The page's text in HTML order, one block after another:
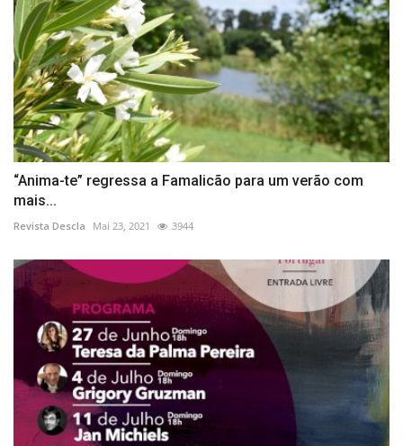
“Anima-te” regressa a Famalicão para um verão com
mais...
Revista Descla Mai 23, 2021 3944